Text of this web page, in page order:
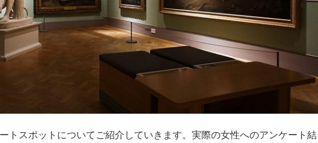
トスポットについてご紹介していきます。実際の女性へのアンケート結